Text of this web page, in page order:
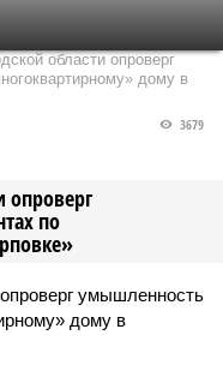
области опроверг
дому в
опроверг
по
3679